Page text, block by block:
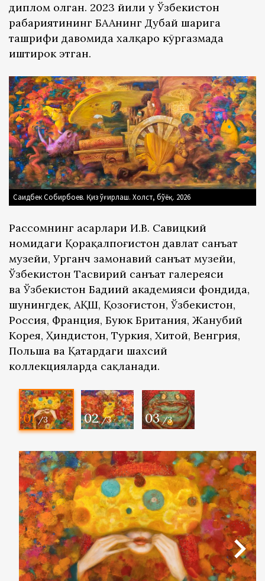
диплом олган. 2023 йили у Ўзбекистон
раҳбариятининг БААнинг Дубай шаҳрига
ташрифи давомида халқаро кўргазмада
иштирок этган.
Саидбек Собирбоев. Қиз ўғирлаш. Холст, бўёқ. 2026
Рассомнинг асарлари И.В. Савицкий
номидаги Қорақалпоғистон давлат санъат
музейи, Урганч замонавий санъат музейи,
Ўзбекистон Тасвирий санъат галереяси
ва Ўзбекистон Бадиий академияси фондида,
шунингдек, АҚШ, Қозоғистон, Ўзбекистон,
Россия, Франция, Буюк Британия, Жанубий
Корея, Ҳиндистон, Туркия, Хитой, Венгрия,
Польша ва Қатардаги шахсий
коллекцияларда сақланади.
01 /3 02 /3 03 /3